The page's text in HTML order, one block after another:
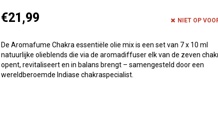
€21,99 NIET OP
De Aromafume Chakra essentiële olie mix is een set van 7 x 10 ml
natuurlijke olieblends die via de aromadiffuser elk van de zeven
opent, revitaliseert en in balans brengt – samengesteld door een
wereldberoemde Indiase chakraspecialist.